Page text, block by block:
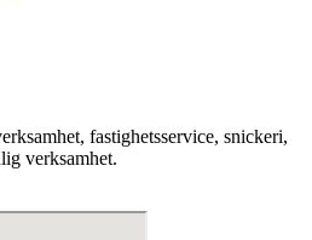
fastighetsservice, snickeri,
verksamhet.